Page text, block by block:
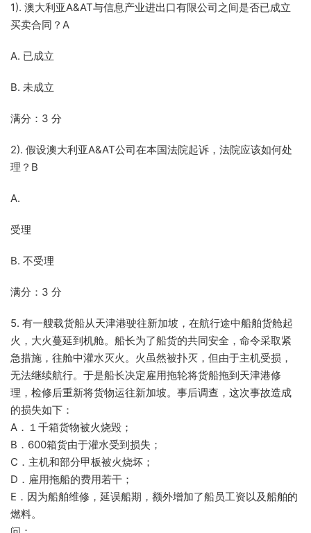
1). 澳大利亚A&AT与信息产业进出口有限公司之间是否已成立
买卖合同？A
A. 已成立
B. 未成立
满分：3 分
2). 假设澳大利亚A&AT公司在本国法院起诉，法院应该如何处
理？B
A.
受理
B. 不受理
满分：3 分
5. 有一艘载货船从天津港驶往新加坡，在航行途中船舶货舱起
火，大火蔓延到机舱。船长为了船货的共同安全，命令采取紧
急措施，往舱中灌水灭火。火虽然被扑灭，但由于主机受损，
无法继续航行。于是船长决定雇用拖轮将货船拖到天津港修
理，检修后重新将货物运往新加坡。事后调查，这次事故造成
的损失如下：
A．１千箱货物被火烧毁；
B．600箱货由于灌水受到损失；
C．主机和部分甲板被火烧坏；
D．雇用拖船的费用若干；
E．因为船舶维修，延误船期，额外增加了船员工资以及船舶的
燃料。